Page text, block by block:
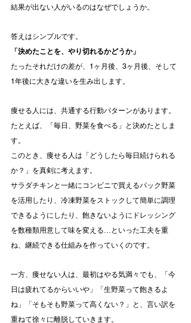
結果が出ない人がいるのはなぜでしょうか。
答えはシンプルです。
「決めたことを、やり切れるかどうか」
たったそれだけの差が、1ヶ月後、3ヶ月後、そして
1年後に大きな違いを生み出します。
痩せる人には、共通する行動パターンがあります。
たとえば、「毎日、野菜を食べる」と決めたとしま
す。
このとき、痩せる人は「どうしたら毎日続けられる
か？」を真剣に考えます。
サラダチキンと一緒にコンビニで買えるパック野菜
を活用したり、冷凍野菜をストックして簡単に調理
できるようにしたり、飽きないようにドレッシング
を数種類用意して味を変える…といった工夫を重
ね、継続できる仕組みを作っていくのです。
一方、痩せない人は、最初はやる気満々でも、「今
日は疲れてるからいいや」「生野菜って飽きるよ
ね」「そもそも野菜って高くない？」と、言い訳を
重ねて徐々に離脱していきます。